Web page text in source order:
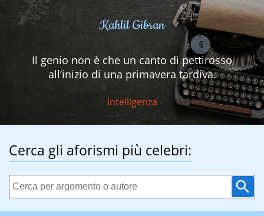
Kahlil Gibran
Il genio non è che un canto di pettirosso
all’inizio di una primavera tardiva.
Intelligenza
Cerca gli aforismi più celebri: